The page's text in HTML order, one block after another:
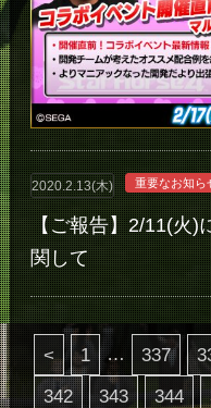
2020.2.13(木) 重要なお知ら
【ご報告】2/11(火)
関して
< 1 … 337
342 343 344